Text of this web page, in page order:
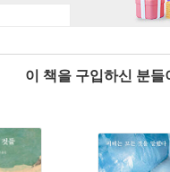
이 책을 구입하신 분